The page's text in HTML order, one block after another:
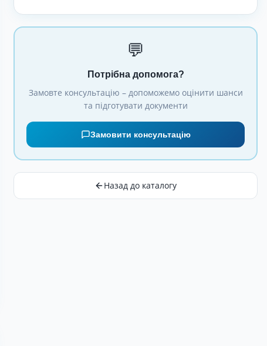
💬
Потрібна допомога?
Замовте консультацію – допоможемо оцінити шанси
та підготувати документи
Замовити консультацію
Назад до каталогу